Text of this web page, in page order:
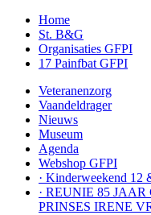
Home
St. B&G
Organisaties GFPI
17 Painfbat GFPI
Veteranenzorg
Vaandeldrager
Nieuws
Museum
Agenda
Webshop GFPI
· Kinderweekend 12
· REUNIE 85
PRINSES IRENE